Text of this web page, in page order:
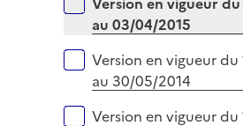
au 03/04/2015
Version en vigueur
au 30/05/2014
Version en vigueur